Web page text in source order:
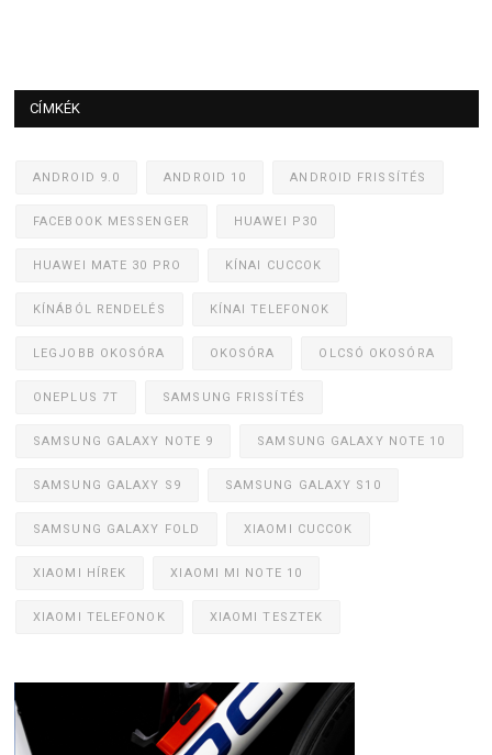
CÍMKÉK
ANDROID 9.0 ANDROID 10 ANDROID FRISSÍTÉS
FACEBOOK MESSENGER HUAWEI P30
HUAWEI MATE 30 PRO KÍNAI CUCCOK
KÍNÁBÓL RENDELÉS KÍNAI TELEFONOK
LEGJOBB OKOSÓRA OKOSÓRA OLCSÓ OKOSÓRA
ONEPLUS 7T SAMSUNG FRISSÍTÉS
SAMSUNG GALAXY NOTE 9 SAMSUNG GALAXY NOTE 10
SAMSUNG GALAXY S9 SAMSUNG GALAXY S10
SAMSUNG GALAXY FOLD XIAOMI CUCCOK
XIAOMI HÍREK XIAOMI MI NOTE 10
XIAOMI TELEFONOK XIAOMI TESZTEK